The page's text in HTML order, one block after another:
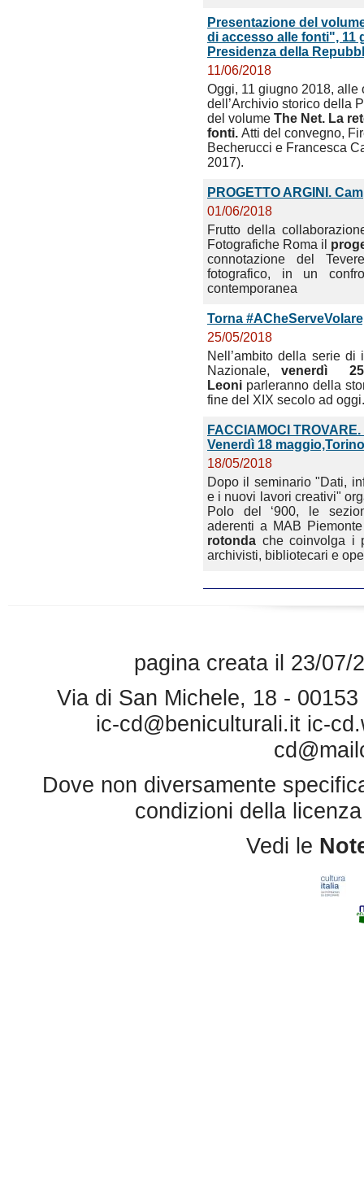
Presentazione del
di accesso alle fonti", 11
Presidenza della
11/06/2018
Oggi, 11 giugno 2018,
dell’Archivio storico della
del volume The Net. La
fonti. Atti del convegno,
Becherucci e Francesca
2017).
PROGETTO ARGINI.
01/06/2018
Frutto della
Fotografiche Roma il
connotazione del
fotografico, in un
contemporanea
Torna
25/05/2018
Nell’ambito della serie di
Nazionale, venerdì 25
Leoni parleranno della
fine del XIX secolo ad oggi.
FACCIAMOCI
Venerdì 18
18/05/2018
Dopo il seminario "Dati,
e i nuovi lavori creativi"
Polo del ‘900, le
aderenti a MAB
rotonda che coinvolga i
archivisti, bibliotecari e
pagina creata il 23/07/
Via di San Michele, 18 -
ic-cd@beniculturali.it ic-
Dove non diversamente
condizioni della
Vedi le